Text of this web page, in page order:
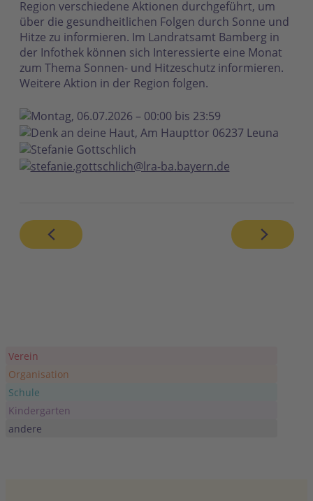
Region verschiedene Aktionen durchgeführt, um
über die gesundheitlichen Folgen durch Sonne und
Hitze zu informieren. Im Landratsamt Bamberg in
der Infothek können sich Interessierte eine Monat
zum Thema Sonnen- und Hitzeschutz informieren.
Weitere Aktion in der Region folgen.
Montag, 06.07.2026 – 00:00 bis 23:59
Denk an deine Haut, Am Haupttor 06237 Leuna
Stefanie Gottschlich
stefanie.gottschlich@lra-ba.bayern.de
Verein
Organisation
Schule
Kindergarten
andere